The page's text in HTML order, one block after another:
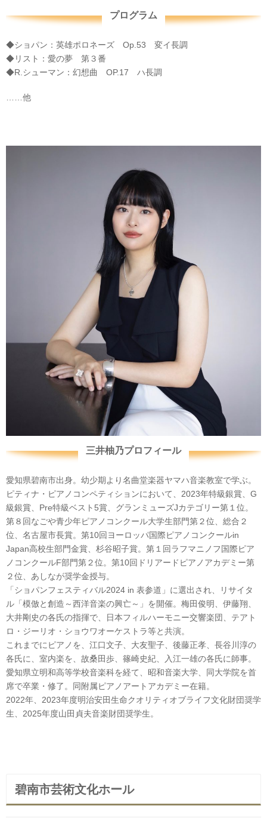
プログラム
◆ショパン：英雄ポロネーズ Op.53 変イ長調
◆リスト：愛の夢 第３番
◆R.シューマン：幻想曲 OP.17 ハ長調
……他
三井柚乃プロフィール
愛知県碧南市出身。幼少期より名曲堂楽器ヤマハ音楽教室で学ぶ。
ピティナ・ピアノコンペティションにおいて、2023年特級銀賞、G
級銀賞、Pre特級ベスト5賞、グランミューズJカテゴリー第１位。
第８回なごや青少年ピアノコンクール大学生部門第２位、総合２
位、名古屋市長賞。第10回ヨーロッパ国際ピアノコンクールin
Japan高校生部門金賞、杉谷昭子賞。第１回ラフマニノフ国際ピア
ノコンクールF部門第２位。第10回ドリアードピアノアカデミー第
２位、あしなが奨学金授与。
「ショパンフェスティバル2024 in 表参道」に選出され、リサイタ
ル「模倣と創造～西洋音楽の興亡～」を開催。梅田俊明、伊藤翔、
大井剛史の各氏の指揮で、日本フィルハーモニー交響楽団、テアト
ロ・ジーリオ・ショウワオーケストラ等と共演。
これまでにピアノを、江口文子、大友聖子、後藤正孝、長谷川淳の
各氏に、室内楽を、故桑田歩、篠崎史紀、入江一雄の各氏に師事。
愛知県立明和高等学校音楽科を経て、昭和音楽大学、同大学院を首
席で卒業・修了。同附属ピアノアートアカデミー在籍。
2022年、2023年度明治安田生命クオリティオブライフ文化財団奨学
生、2025年度山田貞夫音楽財団奨学生。
碧南市芸術文化ホール